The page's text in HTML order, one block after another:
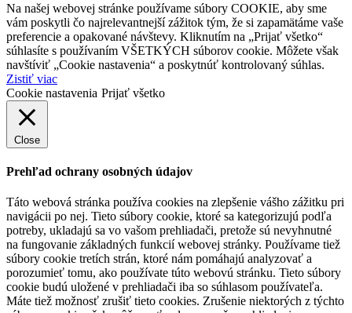
Na našej webovej stránke používame súbory COOKIE, aby sme
vám poskytli čo najrelevantnejší zážitok tým, že si zapamätáme vaše
preferencie a opakované návštevy. Kliknutím na „Prijať všetko“
súhlasíte s používaním VŠETKÝCH súborov cookie. Môžete však
navštíviť „Cookie nastavenia“ a poskytnúť kontrolovaný súhlas.
Zistiť viac
Cookie nastavenia Prijať všetko
Close
Prehľad ochrany osobných údajov
Táto webová stránka používa cookies na zlepšenie vášho zážitku pri
navigácii po nej. Tieto súbory cookie, ktoré sa kategorizujú podľa
potreby, ukladajú sa vo vašom prehliadači, pretože sú nevyhnutné
na fungovanie základných funkcií webovej stránky. Používame tiež
súbory cookie tretích strán, ktoré nám pomáhajú analyzovať a
porozumieť tomu, ako používate túto webovú stránku. Tieto súbory
cookie budú uložené v prehliadači iba so súhlasom používateľa.
Máte tiež možnosť zrušiť tieto cookies. Zrušenie niektorých z týchto